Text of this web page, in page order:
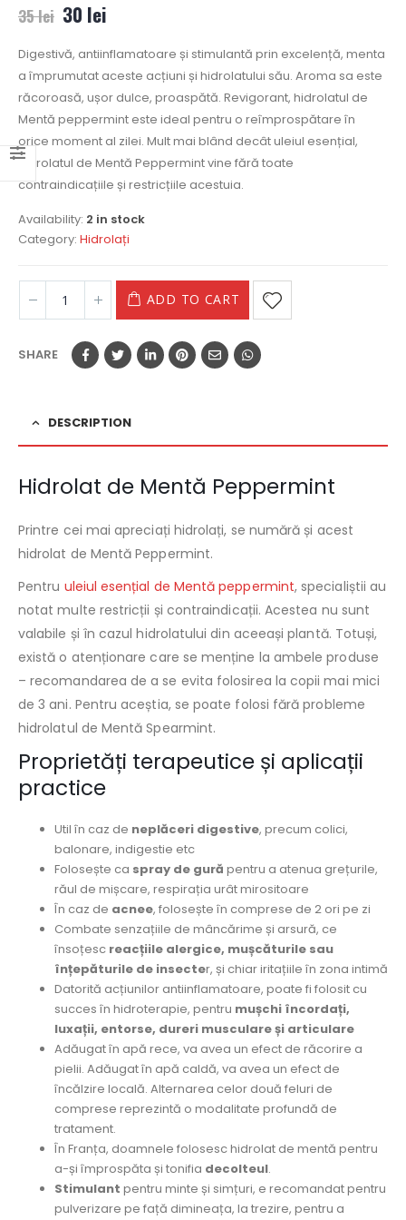
35lei 30 lei
Digestivă, antiinflamatoare și stimulantă prin excelență, menta
a împrumutat aceste acțiuni și hidrolatului său. Aroma sa este
răcoroasă, ușor dulce, proaspătă. Revigorant, hidrolatul de
Mentă peppermint este ideal pentru o reîmprospătare în
orice moment al zilei. Mult mai blând decât uleiul esențial,
hidrolatul de Mentă Peppermint vine fără toate
contraindicațiile și restricțiile acestuia.
Availability: 2 in stock
Category: Hidrolați
ADD TO CART
SHARE
DESCRIPTION
Hidrolat de Mentă Peppermint
Printre cei mai apreciați hidrolați, se numără și acest
hidrolat de Mentă Peppermint.
Pentru uleiul esențial de Mentă peppermint, specialiștii au
notat multe restricții și contraindicații. Acestea nu sunt
valabile și în cazul hidrolatului din aceeași plantă. Totuși,
există o atenționare care se menține la ambele produse
– recomandarea de a se evita folosirea la copii mai mici
de 3 ani. Pentru aceștia, se poate folosi fără probleme
hidrolatul de Mentă Spearmint.
Proprietăți terapeutice și aplicații
practice
Util în caz de neplăceri digestive, precum colici,
balonare, indigestie etc
Folosește ca spray de gură pentru a atenua grețurile,
răul de mișcare, respirația urât mirositoare
În caz de acnee, folosește în comprese de 2 ori pe zi
Combate senzațiile de mâncărime și arsură, ce
însoțesc reacțiile alergice, mușcăturile sau
înțepăturile de insecter, și chiar iritațiile în zona intimă
Datorită acțiunilor antiinflamatoare, poate fi folosit cu
succes în hidroterapie, pentru mușchi încordați,
luxații, entorse, dureri musculare și articulare
Adăugat în apă rece, va avea un efect de răcorire a
pielii. Adăugat în apă caldă, va avea un efect de
încălzire locală. Alternarea celor două feluri de
comprese reprezintă o modalitate profundă de
tratament.
În Franța, doamnele folosesc hidrolat de mentă pentru
a-și împrospăta și tonifia decolteul.
Stimulant pentru minte și simțuri, e recomandat pentru
pulverizare pe față dimineața, la trezire, pentru a